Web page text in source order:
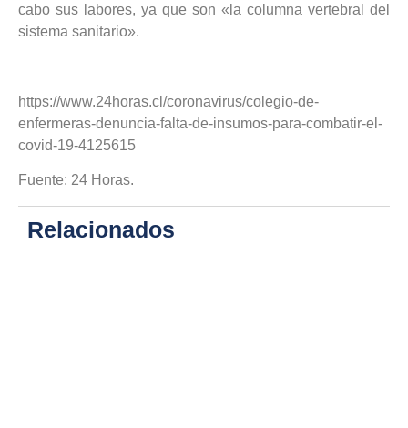
cabo sus labores, ya que son «la columna vertebral del
sistema sanitario».
https://www.24horas.cl/coronavirus/colegio-de-
enfermeras-denuncia-falta-de-insumos-para-combatir-el-
covid-19-4125615
Fuente: 24 Horas.
Relacionados